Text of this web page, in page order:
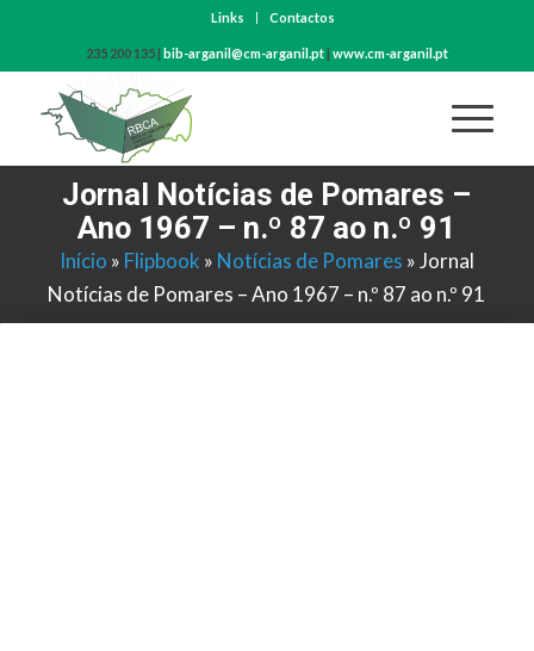
Links Contactos
235 200 135 | bib-arganil@cm-arganil.pt| www.cm-arganil.pt
Jornal Notícias de Pomares –
Ano 1967 – n.º 87 ao n.º 91
Início » Flipbook » Notícias de Pomares »Jornal
Notícias de Pomares – Ano 1967 – n.º 87 ao n.º 91